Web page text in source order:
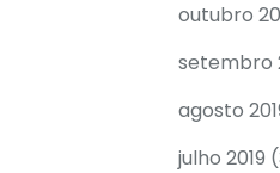
outubro
setembro
agosto
julho 2019